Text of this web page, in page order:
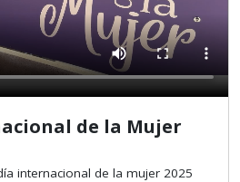
de la Mujer
internacional de la mujer 2025